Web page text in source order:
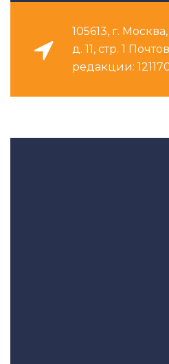
105613, г.
д. 11, стр. 1
редакции: